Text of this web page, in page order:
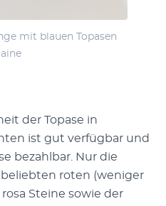
mit blauen Topasen
der Topase in
ist gut verfügbar und
bezahlbar. Nur die
roten (weniger
rosa Steine sowie der